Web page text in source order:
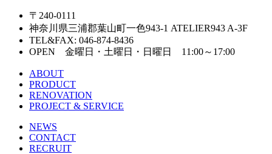
〒240-0111
神奈川県三浦郡葉山町一色943-1 ATELIER943 A-3F
TEL&FAX: 046-874-8436
OPEN 金曜日・土曜日・日曜日 11:00～17:00
ABOUT
PRODUCT
RENOVATION
PROJECT & SERVICE
NEWS
CONTACT
RECRUIT